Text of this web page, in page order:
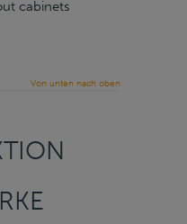
cabinets
Von unten nach oben